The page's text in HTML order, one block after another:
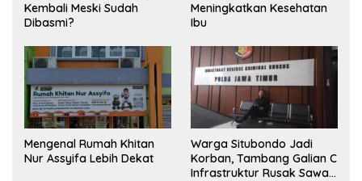
Kembali Meski Sudah
Dibasmi?
Meningkatkan Kesehatan
Ibu
Mengenal Rumah Khitan
Nur Assyifa Lebih Dekat
Warga Situbondo Jadi
Korban, Tambang Galian C
Infrastruktur Rusak Sawah